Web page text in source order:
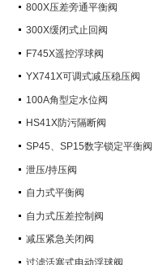
800X压差旁通平衡阀
300X缓闭式止回阀
F745X遥控浮球阀
YX741X可调式减压稳压阀
100A角型定水位阀
HS41X防污隔断阀
SP45、SP15数字锁定平衡阀
泄压/持压阀
自力式平衡阀
自力式压差控制阀
减压紧急关闭阀
过滤活塞式电动浮球阀